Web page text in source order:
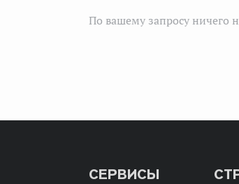
По вашему запросу ничего
СЕРВИСЫ